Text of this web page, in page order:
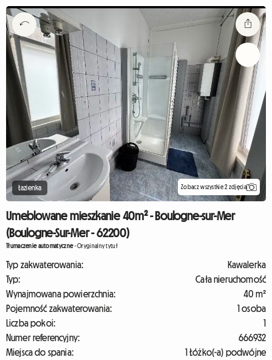
Łazienka Zobacz wszystkie 2 zdjęcia
Umeblowane mieszkanie 40m² - Boulogne-sur-Mer
(Boulogne-Sur-Mer - 62200)
Tłumaczenie automatyczne-Oryginalny tytuł
Typ zakwaterowania:
Kawalerka
Typ:
Cała nieruchomość
Wynajmowana powierzchnia:
40 m²
Pojemność zakwaterowania:
1 osoba
Liczba pokoi:
1
Numer referencyjny:
666932
Miejsca do spania:
1 Łóżko(-a) podwójne